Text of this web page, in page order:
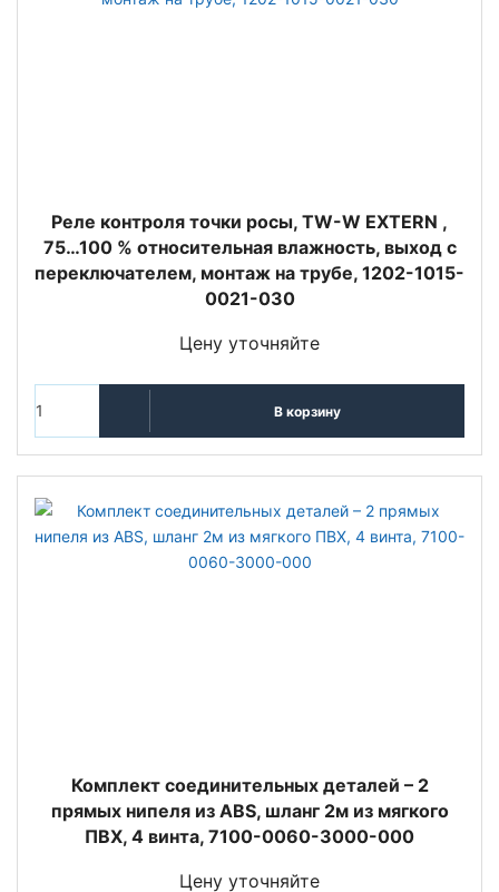
Реле контроля точки росы, TW-W EXTERN ,
75…100 % относительная влажность, выход с
переключателем, монтаж на трубе, 1202-1015-
0021-030
Цену уточняйте
В корзину
Комплект соединительных деталей – 2
прямых нипеля из ABS, шланг 2м из мягкого
ПВХ, 4 винта, 7100-0060-3000-000
Цену уточняйте